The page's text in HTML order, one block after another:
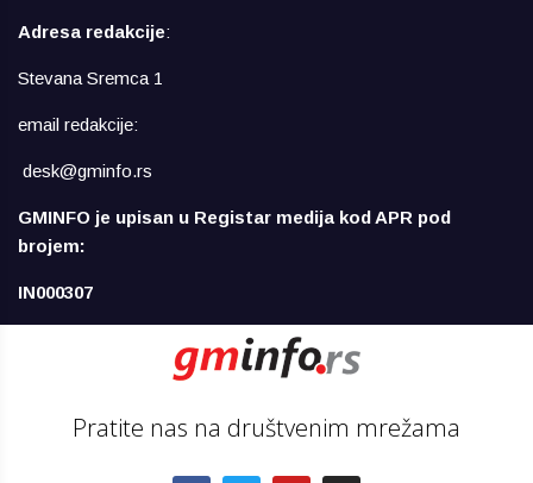
Adresa redakcije:
Stevana Sremca 1
email redakcije:
desk@gminfo.rs
GMINFO je upisan u Registar medija kod APR pod
brojem:
IN000307
Pratite nas na društvenim mrežama